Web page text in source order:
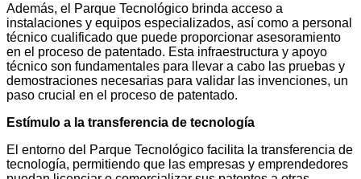
Además, el Parque Tecnológico brinda acceso a
instalaciones y equipos especializados, así como a personal
técnico cualificado que puede proporcionar asesoramiento
en el proceso de patentado. Esta infraestructura y apoyo
técnico son fundamentales para llevar a cabo las pruebas y
demostraciones necesarias para validar las invenciones, un
paso crucial en el proceso de patentado.
Estímulo a la transferencia de tecnología
El entorno del Parque Tecnológico facilita la transferencia de
tecnología, permitiendo que las empresas y emprendedores